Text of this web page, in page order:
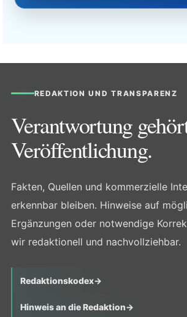
REDAKTION UND TRANSPARENZ
Verantwortung
Veröffentlichung.
Fakten, Quellen und kommerzielle
erkennbar bleiben. Hinweise auf
Ergänzungen oder notwendige
wir redaktionell und nachvollziehbar.
Redaktionskodex→
Hinweis an die Redaktion→